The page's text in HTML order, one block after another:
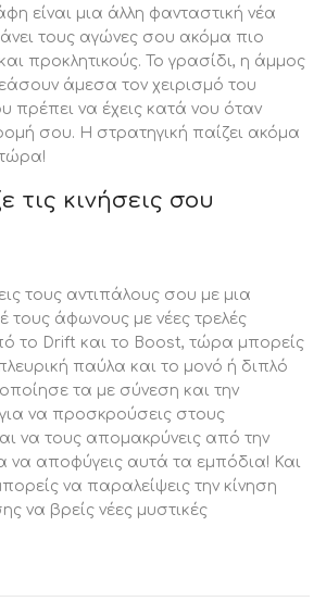
είναι μια άλλη φανταστική νέα
τους αγώνες σου ακόμα πιο
προκλητικούς. Το γρασίδι, η άμμος
άμεσα τον χειρισμό του
πρέπει να έχεις κατά νου όταν
σου. Η στρατηγική παίζει ακόμα
τις κινήσεις σου
τους αντιπάλους σου με μια
τους άφωνους με νέες τρελές
το Drift και το Boost, τώρα μπορείς
παύλα και το μονό ή διπλό
τα με σύνεση και την
να προσκρούσεις στους
να τους απομακρύνεις από την
να αποφύγεις αυτά τα εμπόδια! Και
να παραλείψεις την κίνηση
να βρείς νέες μυστικές